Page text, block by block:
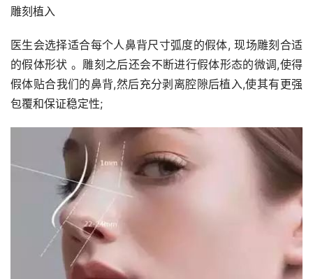
雕刻植入
医生会选择适合每个人鼻背尺寸弧度的假体, 现场雕刻合适
的假体形状 。雕刻之后还会不断进行假体形态的微调,使得
假体贴合我们的鼻背,然后充分剥离腔隙后植入,使其有更强
包覆和保证稳定性;